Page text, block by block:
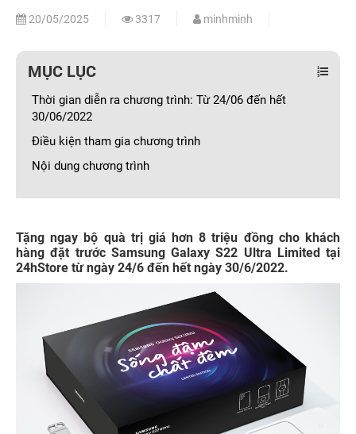
20/05/2025 3317 minhminh
MỤC LỤC
Thời gian diễn ra chương trình: Từ 24/06 đến hết
30/06/2022
Điều kiện tham gia chương trình
Nội dung chương trình
Tặng ngay bộ quà trị giá hơn 8 triệu đồng cho khách
hàng đặt trước Samsung Galaxy S22 Ultra Limited tại
24hStore từ ngày 24/6 đến hết ngày 30/6/2022.